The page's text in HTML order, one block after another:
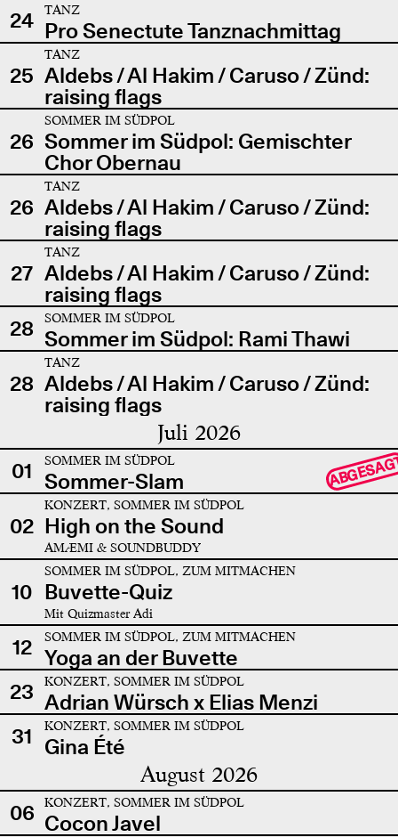
24
TANZ
Pro Senectute Tanznachmittag
25
TANZ
Aldebs / Al Hakim / Caruso / Zünd:
raising flags
26
SOMMER IM SÜDPOL
Sommer im Südpol: Gemischter
Chor Obernau
26
TANZ
Aldebs / Al Hakim / Caruso / Zünd:
raising flags
27
TANZ
Aldebs / Al Hakim / Caruso / Zünd:
raising flags
28
SOMMER IM SÜDPOL
Sommer im Südpol: Rami Thawi
28
TANZ
Aldebs / Al Hakim / Caruso / Zünd:
raising flags
Juli 2026
01 SOMMER IM SÜDPOL
Sommer-Slam
02
KONZERT, SOMMER IM SÜDPOL
High on the Sound
AMÆMI & SOUNDBUDDY
10
SOMMER IM SÜDPOL, ZUM MITMACHEN
Buvette-Quiz
Mit Quizmaster Adi
12 SOMMER IM SÜDPOL, ZUM MITMACHEN
Yoga an der Buvette
23
KONZERT, SOMMER IM SÜDPOL
Adrian Würsch x Elias Menzi
31
KONZERT, SOMMER IM SÜDPOL
Gina Été
August 2026
06 KONZERT, SOMMER IM SÜDPOL
Cocon Javel